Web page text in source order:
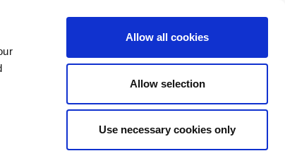
Allow all cookies
Allow selection
Use necessary cookies only
Next
Tweets by CyprusFA